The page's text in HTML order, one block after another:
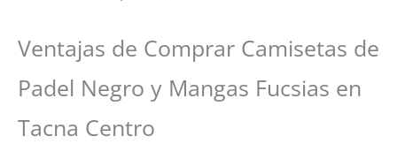
Ventajas de Comprar Camisetas de
Padel Negro y Mangas Fucsias en
Tacna Centro